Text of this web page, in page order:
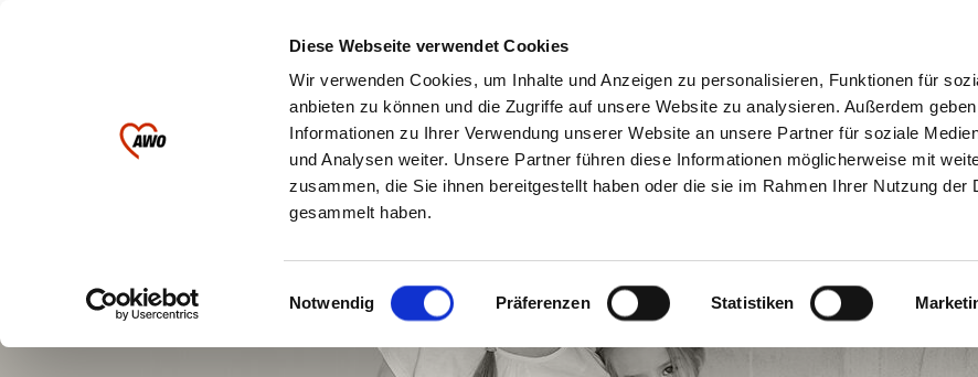
Diese Webseite verwendet Cookies
Wir verwenden Cookies, um Inhalte und Anzeigen zu personalisieren, Funktionen für
anbieten zu können und die Zugriffe auf unsere Website zu analysieren. Außerdem
Informationen zu Ihrer Verwendung unserer Website an unsere Partner für soziale
und Analysen weiter. Unsere Partner führen diese Informationen möglicherweise mit
zusammen, die Sie ihnen bereitgestellt haben oder die sie im Rahmen Ihrer Nutzung der
gesammelt haben.
Einwilligungsauswahl
Notwendig Präferenzen Statistiken
Kinder & Jugendliche Pflege Wohnen & Begegnung Weitere Angebote